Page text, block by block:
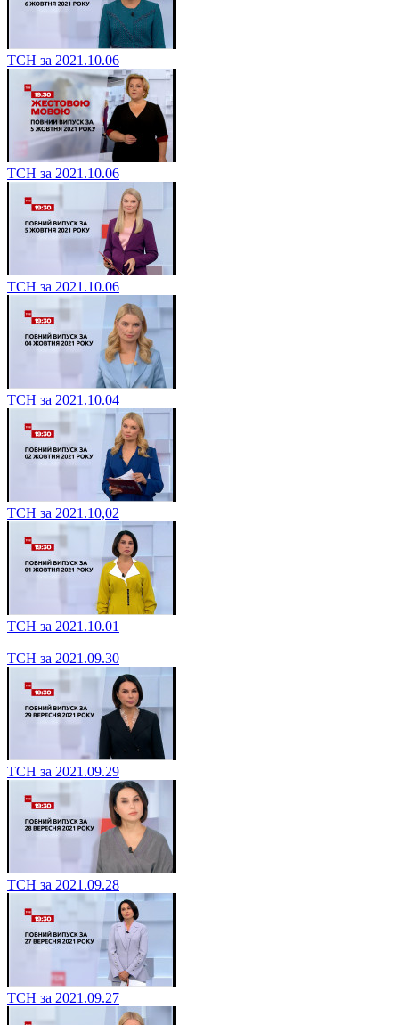
ТСН за 2021.10.06
ТСН за 2021.10.06
ТСН за 2021.10.06
ТСН за 2021.10.04
ТСН за 2021.10,02
ТСН за 2021.10.01
ТСН за 2021.09.30
ТСН за 2021.09.29
ТСН за 2021.09.28